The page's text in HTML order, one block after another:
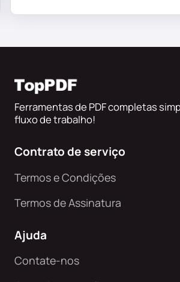
Ferramentas de PDF completas
fluxo de trabalho!
Contrato de serviço
Termos e Condições
Termos de Assinatura
Ajuda
Contate-nos